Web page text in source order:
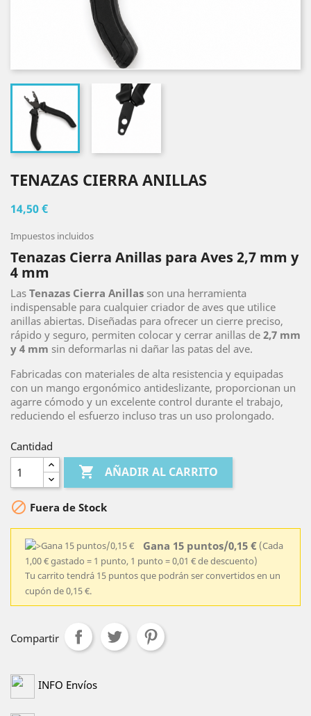
TENAZAS CIERRA ANILLAS
14,50 €
Impuestos incluidos
Tenazas Cierra Anillas para Aves 2,7 mm y
4 mm
Las Tenazas Cierra Anillas son una herramienta
indispensable para cualquier criador de aves que utilice
anillas abiertas. Diseñadas para ofrecer un cierre preciso,
rápido y seguro, permiten colocar y cerrar anillas de 2,7 mm
y 4 mm sin deformarlas ni dañar las patas del ave.
Fabricadas con materiales de alta resistencia y equipadas
con un mango ergonómico antideslizante, proporcionan un
agarre cómodo y un excelente control durante el trabajo,
reduciendo el esfuerzo incluso tras un uso prolongado.
Cantidad
 AÑADIR AL CARRITO
 Fuera de Stock
Gana 15 puntos/0,15 € (Cada
1,00 € gastado = 1 punto, 1 punto = 0,01 € de descuento)
Tu carrito tendrá 15 puntos que podrán ser convertidos en un
cupón de 0,15 €.
Compartir
INFO Envíos